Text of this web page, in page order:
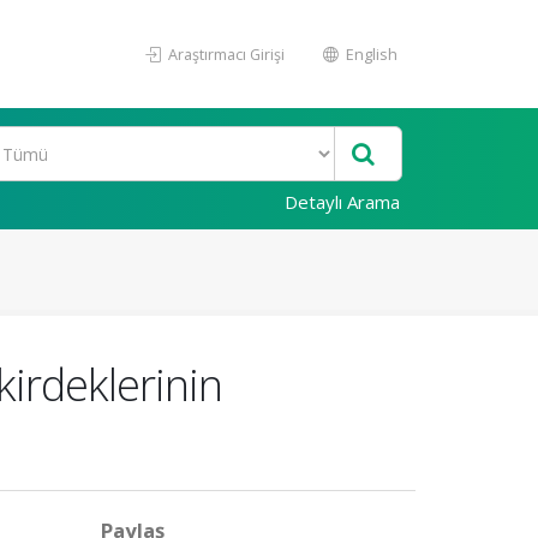
Araştırmacı Girişi English
Detaylı Arama
Paylaş